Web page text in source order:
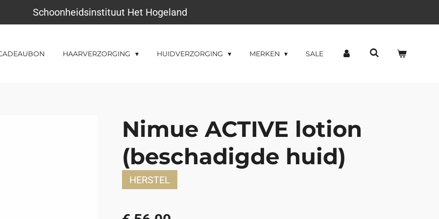
Schoonheidsinstituut Het Hogeland
HAARVERZORGING HUIDVERZORGING MERKEN SALE
Nimue ACTIVE lotion
(beschadigde huid)
HERSTEL